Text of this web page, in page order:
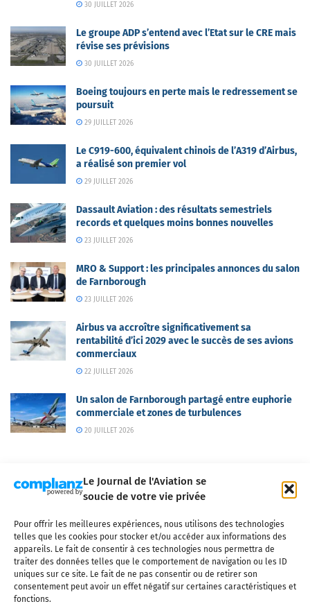
Le Journal de l'Aviation se
soucie de votre vie privée
Pour offrir les meilleures expériences, nous utilisons des technologies
telles que les cookies pour stocker et/ou accéder aux informations des
appareils. Le fait de consentir à ces technologies nous permettra de
traiter des données telles que le comportement de navigation ou les ID
uniques sur ce site. Le fait de ne pas consentir ou de retirer son
consentement peut avoir un effet négatif sur certaines caractéristiques et
fonctions.
30 JUILLET 2026
Le groupe ADP s’entend avec l’Etat sur le CRE mais
révise ses prévisions
30 JUILLET 2026
Boeing toujours en perte mais le redressement se
poursuit
29 JUILLET 2026
Le C919-600, équivalent chinois de l’A319 d’Airbus,
a réalisé son premier vol
29 JUILLET 2026
Dassault Aviation : des résultats semestriels
records et quelques moins bonnes nouvelles
23 JUILLET 2026
MRO & Support : les principales annonces du salon
de Farnborough
23 JUILLET 2026
Airbus va accroître significativement sa
rentabilité d’ici 2029 avec le succès de ses avions
commerciaux
22 JUILLET 2026
Un salon de Farnborough partagé entre euphorie
commerciale et zones de turbulences
20 JUILLET 2026
Qui sommes-nous ? Nous contacter
Partenaires
Mentions légales
CGV Politique de confidentialité Cookies